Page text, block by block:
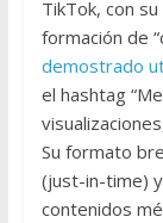
TikTok, con
formación de
demostrado
el hashtag
Su formato
(just-in-time)
contenidos